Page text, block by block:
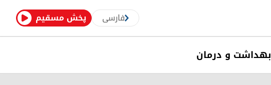
پخش مسقیم فارسی
بهداشت و درمان